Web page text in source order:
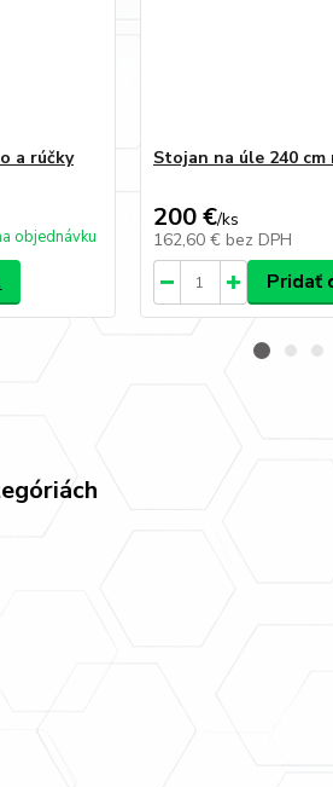
a rúčky
objednávku
Stojan na úle 240
200 €/ks
162,60 € bez DPH
Pridať